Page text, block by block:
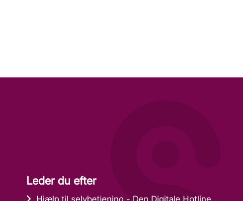
Leder du efter
Hjælp til selvbetjening - Den Digitale Hotline